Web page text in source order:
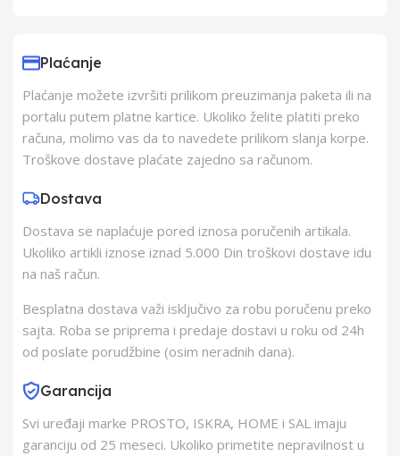
Proizvođač
Schukat Electronic
gmbh
Zemlja Uvoza Kina
Plaćanje
Plaćanje možete izvršiti prilikom preuzimanja paketa ili na
portalu putem platne kartice. Ukoliko želite platiti preko
računa, molimo vas da to navedete prilikom slanja korpe.
Troškove dostave plaćate zajedno sa računom.
Dostava
Dostava se naplaćuje pored iznosa poručenih artikala.
Ukoliko artikli iznose iznad 5.000 Din troškovi dostave idu
na naš račun.
Besplatna dostava važi isključivo za robu poručenu preko
sajta. Roba se priprema i predaje dostavi u roku od 24h
od poslate porudžbine (osim neradnih dana).
Garancija
Svi uređaji marke PROSTO, ISKRA, HOME i SAL imaju
garanciju od 25 meseci. Ukoliko primetite nepravilnost u